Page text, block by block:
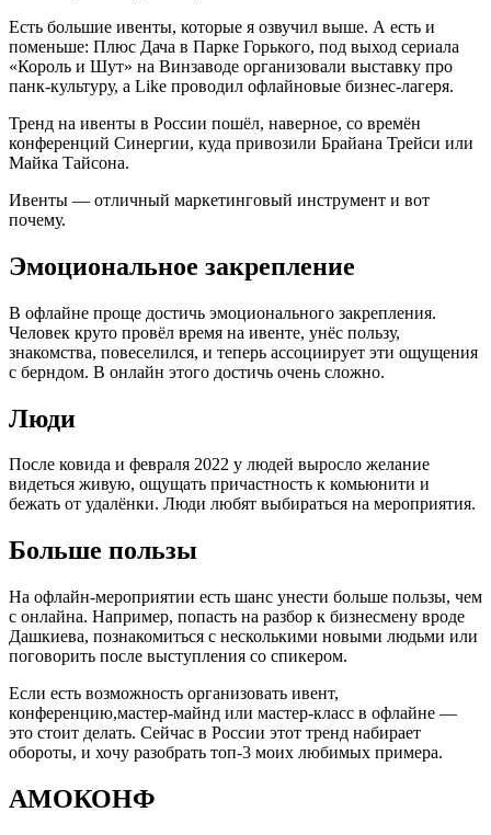
Есть большие ивенты, которые я озвучил выше. А есть и
поменьше: Плюс Дача в Парке Горького, под выход сериала
«Король и Шут» на Винзаводе организовали выставку про
панк-культуру, а Like проводил офлайновые бизнес-лагеря.
Тренд на ивенты в России пошёл, наверное, со времён
конференций Синергии, куда привозили Брайана Трейси или
Майка Тайсона.
Ивенты — отличный маркетинговый инструмент и вот
почему.
Эмоциональное закрепление
В офлайне проще достичь эмоционального закрепления.
Человек круто провёл время на ивенте, унёс пользу,
знакомства, повеселился, и теперь ассоциирует эти ощущения
с берндом. В онлайн этого достичь очень сложно.
Люди
После ковида и февраля 2022 у людей выросло желание
видеться живую, ощущать причастность к комьюнити и
бежать от удалёнки. Люди любят выбираться на мероприятия.
Больше пользы
На офлайн-мероприятии есть шанс унести больше пользы, чем
с онлайна. Например, попасть на разбор к бизнесмену вроде
Дашкиева, познакомиться с несколькими новыми людьми или
поговорить после выступления со спикером.
Если есть возможность организовать ивент,
конференцию,мастер-майнд или мастер-класс в офлайне —
это стоит делать. Сейчас в России этот тренд набирает
обороты, и хочу разобрать топ-3 моих любимых примера.
AМОКОНФ